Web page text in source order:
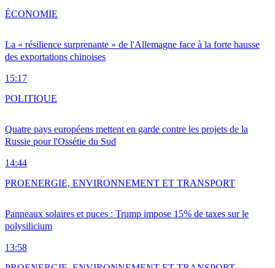
La « résilience surprenante » de l'Allemagne face à la forte hausse
des exportations chinoises
15:17
ÉCONOMIE
Quatre pays européens mettent en garde contre les projets de la
Russie pour l'Ossétie du Sud
14:44
POLITIQUE
Panneaux solaires et puces : Trump impose 15% de taxes sur le
polysilicium
13:58
PROENERGIE, ENVIRONNEMENT ET TRANSPORT